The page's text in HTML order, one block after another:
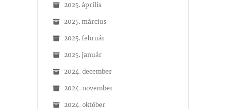
2025. április
2025. március
2025. február
2025. január
2024. december
2024. november
2024. október